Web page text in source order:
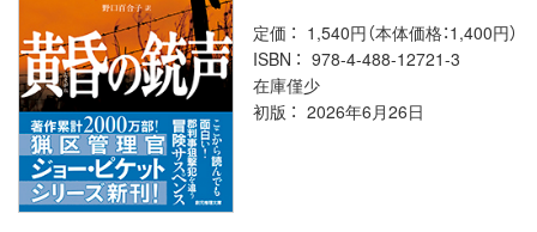
定価
1,540円（本体価格：1,400円）
ISBN
978-4-488-12721-3
在庫僅少
初版
2026年6月26日